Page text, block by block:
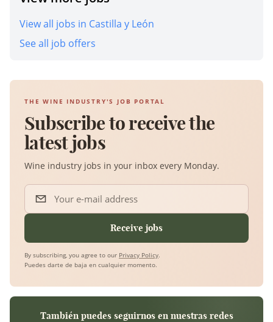
View all jobs in Castilla y León
See all job offers
THE WINE INDUSTRY'S JOB PORTAL
Subscribe to receive the
latest jobs
Wine industry jobs in your inbox every Monday.
Your e-mail address
Receive jobs
By subscribing, you agree to our Privacy Policy.
Puedes darte de baja en cualquier momento.
También puedes seguirnos en nuestras redes